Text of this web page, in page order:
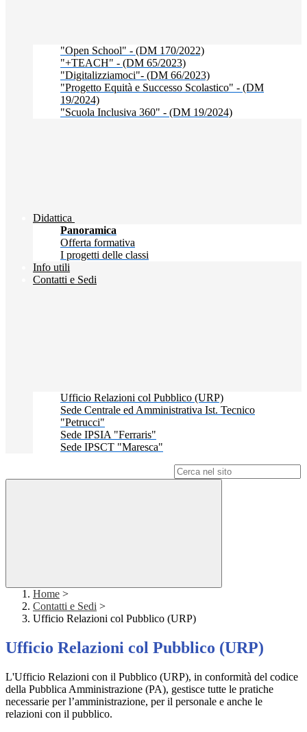
"Open School" - (DM 170/2022)
"+TEACH" - (DM 65/2023)
"Digitalizziamoci"- (DM 66/2023)
"Progetto Equità e Successo Scolastico" - (DM
19/2024)
"Scuola Inclusiva 360" - (DM 19/2024)
Didattica
Panoramica
Offerta formativa
I progetti delle classi
Info utili
Contatti e Sedi
Ufficio Relazioni col Pubblico (URP)
Sede Centrale ed Amministrativa Ist. Tecnico
"Petrucci"
Sede IPSIA "Ferraris"
Sede IPSCT "Maresca"
Home >
Contatti e Sedi >
Ufficio Relazioni col Pubblico (URP)
Ufficio Relazioni col Pubblico (URP)
L'Ufficio Relazioni con il Pubblico (URP), in conformità del codice
della Pubblica Amministrazione (PA), gestisce tutte le pratiche
necessarie per l’amministrazione, per il personale e anche le
relazioni con il pubblico.